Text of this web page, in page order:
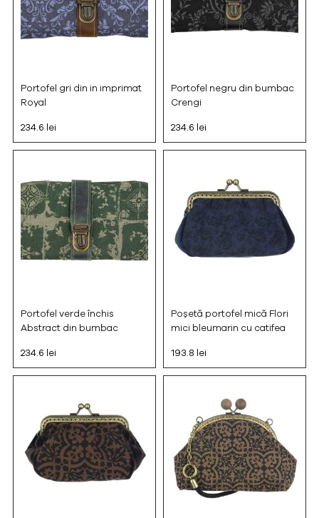
Portofel gri din in imprimat
Royal
234.6 lei
Portofel negru din bumbac
Crengi
234.6 lei
Portofel verde închis
Abstract din bumbac
234.6 lei
Poșetă portofel mică Flori
mici bleumarin cu catifea
193.8 lei